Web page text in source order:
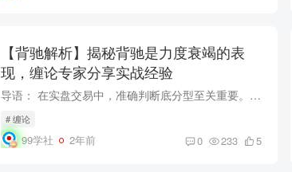
【背驰解析】揭秘背驰是力度衰竭的表
现，缠论专家分享实战经验
导语： 在实盘交易中，准确判断底分型至关重要。本文通过详细案例分析，揭示了底分型形成的关键因素，尤其是中枢结构和背驰迹象的重要性。无论是0到1的简单结构还是0到5的中枢结构，都在实例中...
# 缠论
99学社 2年前 0 233 5